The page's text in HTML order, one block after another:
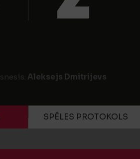
Aleksejs Dmitrijevs
SPĒLES PROTOKOLS